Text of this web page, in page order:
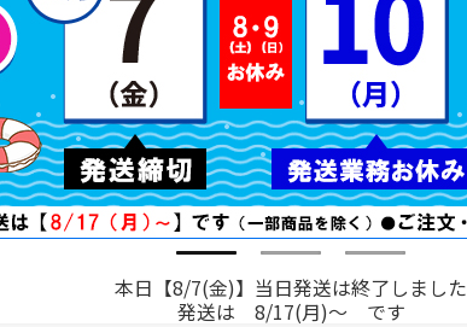
本日【8/7(金)】当日発送は終了しました
発送は 8/17(月)～ です